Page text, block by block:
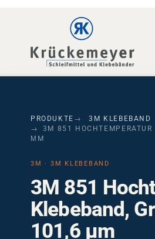
3M 851
ΜM
3M 851
Klebeband,
101,6 µm